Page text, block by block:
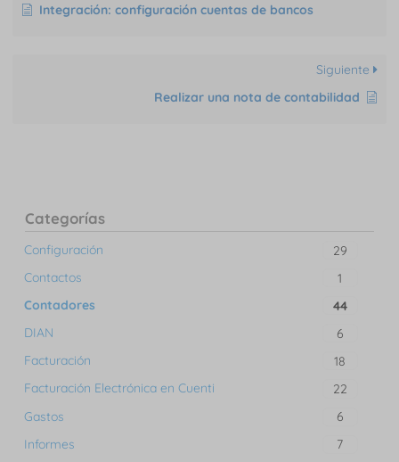
Integración: configuración cuentas de bancos
Siguiente
Realizar una nota de contabilidad
Categorías
Configuración
29
Contactos
1
Contadores
44
DIAN
6
Facturación
18
Facturación Electrónica en Cuenti
22
Gastos
6
Informes
7